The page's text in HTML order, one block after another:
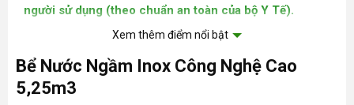
người sử dụng (theo chuẩn an toàn của bộ Y Tế).
2. Cấu tạo chắc chắn nhờ các tấm Panel dập định hình.
3. Linh hoạt kích thước – Tùy biến theo yêu cầu
Xem thêm điểm nổi bật
Bể Nước Ngầm Inox Công Nghệ Cao
5,25m3